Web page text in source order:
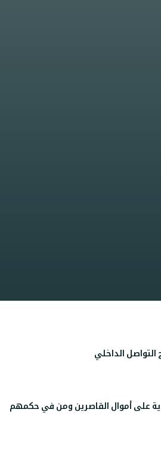
التواصل الداخلي
على أموال القاصرين ومن في حكمهم